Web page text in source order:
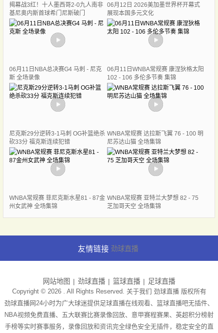
揭幕战3红！十人墨西哥2-0九人南非
基尼奥内斯首球希门尼斯破门
06月12日 2026美加墨世界杯开幕式
展现本国多元文化
06月11日NBA总决赛G4 马刺 - 尼克
斯 全场录像
06月11日WNBA常规赛 康涅狄格太阳
102 - 106 多伦多节奏 集锦
尼克斯29分逆转3-1马刺 OG补篮绝杀
砍33分 福克斯连续犯错
WNBA常规赛 达拉斯飞翼 76 - 100 明
尼苏达山猫 全场集锦
WNBA常规赛 菲尼克斯水星81 - 87金
州女武神 全场集锦
WNBA常规赛 亚特兰大梦想 82 - 75
芝加哥天空 全场集锦
友情链接 劲球直播
网站地图 劲球直播 篮球直播 足球直播
Copyright © 2026 . All Rights Reserved. 关于我们 劲球直播版权所有
劲球直播网24小时为广大球迷提供足球直播在线观看、篮球直播吧无插件、
NBA视频免费直播、五大联赛比赛录像回放、意甲赛程赛果、英超积分榜射
手榜等实时赛事服务，录像回放和资讯完全绿色安全无插件，稳定安全的直